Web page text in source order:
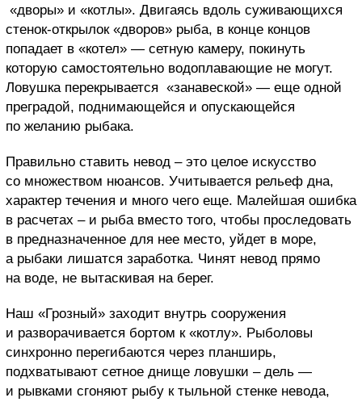
«дворы» и «котлы». Двигаясь вдоль суживающихся
стенок-открылок «дворов» рыба, в конце концов
попадает в «котел» — сетную камеру, покинуть
которую самостоятельно водоплавающие не могут.
Ловушка перекрывается «занавеской» — еще одной
преградой, поднимающейся и опускающейся
по желанию рыбака.
Правильно ставить невод – это целое искусство
со множеством нюансов. Учитывается рельеф дна,
характер течения и много чего еще. Малейшая ошибка
в расчетах – и рыба вместо того, чтобы проследовать
в предназначенное для нее место, уйдет в море,
а рыбаки лишатся заработка. Чинят невод прямо
на воде, не вытаскивая на берег.
Наш «Грозный» заходит внутрь сооружения
и разворачивается бортом к «котлу». Рыболовы
синхронно перегибаются через планширь,
подхватывают сетное днище ловушки – дель —
и рывками сгоняют рыбу к тыльной стенке невода,